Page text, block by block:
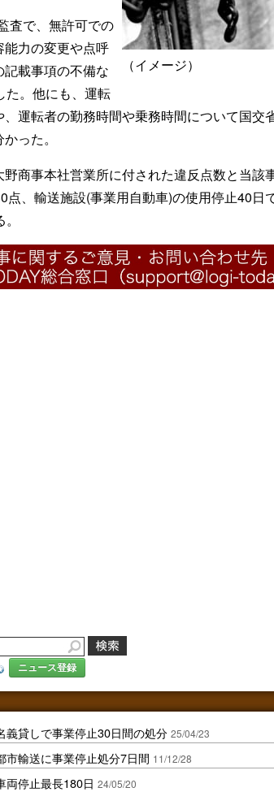
（イメージ）
査で、無許可での
能力の変更や点呼
載事項の不備な
た。他にも、運転
運転者の勤務時間や乗務時間について国交
った。
商事本社営業所に付された違反点数と当該
点、輸送施設(事業用自動車)の使用停止40日
ニュース登録
義貸しで事業停止30日間の処分 25/04/23
市輸送に事業停止処分7日間 11/12/28
両停止最長180日 24/05/20